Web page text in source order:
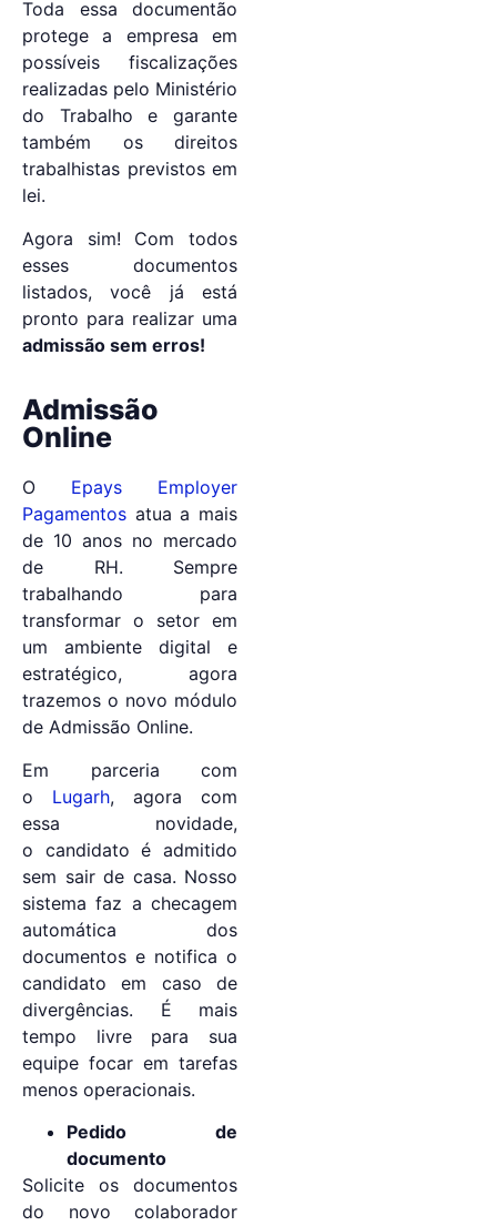
Toda essa documentão
protege a empresa em
possíveis fiscalizações
realizadas pelo Ministério
do Trabalho e garante
também os direitos
trabalhistas previstos em
lei.
Agora sim! Com todos
esses documentos
listados, você já está
pronto para realizar uma
admissão sem erros!
Admissão
Online
O Epays Employer
Pagamentos atua a mais
de 10 anos no mercado
de RH. Sempre
trabalhando para
transformar o setor em
um ambiente digital e
estratégico, agora
trazemos o novo módulo
de Admissão Online.
Em parceria com
o Lugarh, agora com
essa novidade,
o candidato é admitido
sem sair de casa. Nosso
sistema faz a checagem
automática dos
documentos e notifica o
candidato em caso de
divergências. É mais
tempo livre para sua
equipe focar em tarefas
menos operacionais.
Pedido de
documento
Solicite os documentos
do novo colaborador